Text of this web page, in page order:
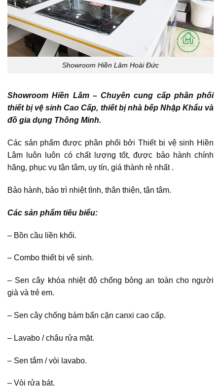
Showroom Hiền Lâm Hoài Đức
Showroom Hiền Lâm – Chuyên cung cấp phân phối
thiết bị vệ sinh Cao Cấp, thiết bị nhà bếp Nhập Khẩu và
đồ gia dụng Thông Minh.
Các sản phẩm được phân phối bởi Thiết bị vệ sinh Hiền
Lâm luôn luôn có chất lượng tốt, được bảo hành chính
hãng, phục vụ tận tâm, uy tín, giá thành rẻ nhất .
Bảo hành, bảo trì nhiệt tình, thân thiện, tận tâm.
Các sản phẩm tiêu biểu:
– Bồn cầu liền khối.
– Combo thiết bị vệ sinh.
– Sen cây khóa nhiệt độ chống bỏng an toàn cho người
già và trẻ em.
– Sen cây chống bám bẩn cặn canxi cao cấp.
– Lavabo / chậu rửa mặt.
– Sen tắm / vòi lavabo.
– Vòi rửa bát.